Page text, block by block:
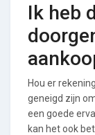
Ik heb
Hou er
geneigd zijn
een goede
kan het ook